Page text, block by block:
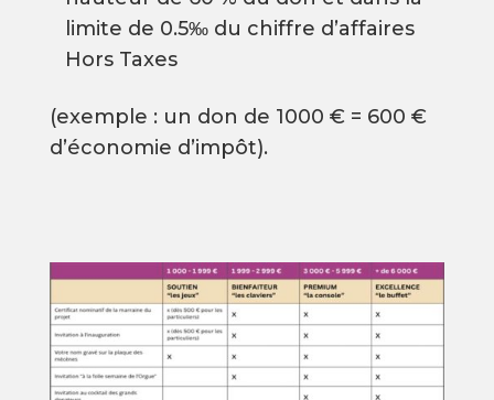
limite de 0.5‰ du chiffre d’affaires
Hors Taxes
(exemple : un don de 1000 € = 600 €
d’économie d’impôt).